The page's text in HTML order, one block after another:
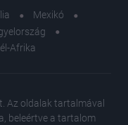
Mexikó
Afrika
Az oldalak tartalmával
beleértve a tartalom